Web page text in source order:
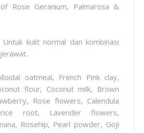
Rose Geranium, Palmarosa &
Untuk kulit normal dan kombinasi
oatmeal, French Pink clay,
flour, Coconut milk, Brown
Rose flowers, Calendula
root, Lavender flowers,
Rosehip, Pearl powder, Goji